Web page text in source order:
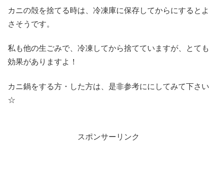
カニの殻を捨てる時は、冷凍庫に保存してからにするとよ
さそうです。
私も他の生ごみで、冷凍してから捨てていますが、とても
効果がありますよ！
カニ鍋をする方・した方は、是非参考ににしてみて下さい
☆
スポンサーリンク